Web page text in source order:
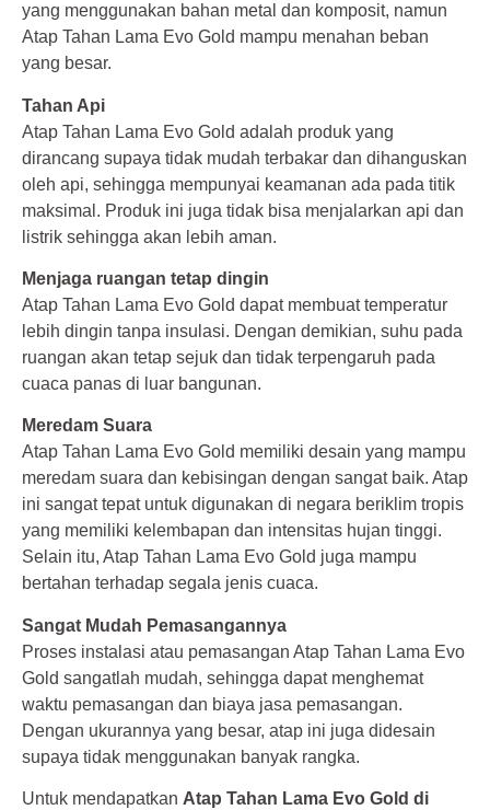
yang menggunakan bahan metal dan komposit, namun
Atap Tahan Lama Evo Gold mampu menahan beban
yang besar.
Tahan Api
Atap Tahan Lama Evo Gold adalah produk yang
dirancang supaya tidak mudah terbakar dan dihanguskan
oleh api, sehingga mempunyai keamanan ada pada titik
maksimal. Produk ini juga tidak bisa menjalarkan api dan
listrik sehingga akan lebih aman.
Menjaga ruangan tetap dingin
Atap Tahan Lama Evo Gold dapat membuat temperatur
lebih dingin tanpa insulasi. Dengan demikian, suhu pada
ruangan akan tetap sejuk dan tidak terpengaruh pada
cuaca panas di luar bangunan.
Meredam Suara
Atap Tahan Lama Evo Gold memiliki desain yang mampu
meredam suara dan kebisingan dengan sangat baik. Atap
ini sangat tepat untuk digunakan di negara beriklim tropis
yang memiliki kelembapan dan intensitas hujan tinggi.
Selain itu, Atap Tahan Lama Evo Gold juga mampu
bertahan terhadap segala jenis cuaca.
Sangat Mudah Pemasangannya
Proses instalasi atau pemasangan Atap Tahan Lama Evo
Gold sangatlah mudah, sehingga dapat menghemat
waktu pemasangan dan biaya jasa pemasangan.
Dengan ukurannya yang besar, atap ini juga didesain
supaya tidak menggunakan banyak rangka.
Untuk mendapatkan Atap Tahan Lama Evo Gold di